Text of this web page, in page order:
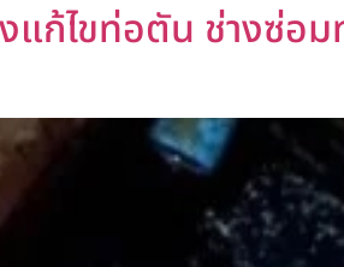
ก้ไขท่อตัน ช่างซ่อ